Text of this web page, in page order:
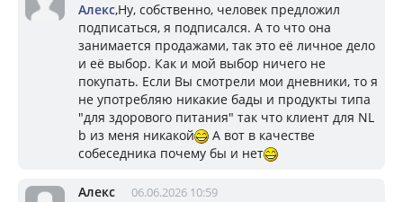
Алекс,Ну, собственно, человек предложил
подписаться, я подписался. А то что она
занимается продажами, так это её личное дело
и её выбор. Как и мой выбор ничего не
покупать. Если Вы смотрели мои дневники, то я
не употребляю никакие бады и продукты типа
"для здорового питания" так что клиент для NL
b из меня никакой
А вот в качестве
собеседника почему бы и нет
Алекс 06.06.2026 10:59